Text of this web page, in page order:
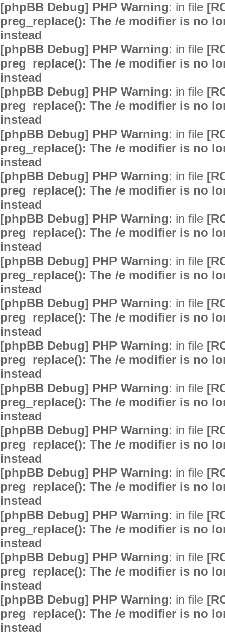
[phpBB Debug] PHP Warning: in file
preg_replace(): The /e modifier is no
instead
[phpBB Debug] PHP Warning: in file
preg_replace(): The /e modifier is no
instead
[phpBB Debug] PHP Warning: in file
preg_replace(): The /e modifier is no
instead
[phpBB Debug] PHP Warning: in file
preg_replace(): The /e modifier is no
instead
[phpBB Debug] PHP Warning: in file
preg_replace(): The /e modifier is no
instead
[phpBB Debug] PHP Warning: in file
preg_replace(): The /e modifier is no
instead
[phpBB Debug] PHP Warning: in file
preg_replace(): The /e modifier is no
instead
[phpBB Debug] PHP Warning: in file
preg_replace(): The /e modifier is no
instead
[phpBB Debug] PHP Warning: in file
preg_replace(): The /e modifier is no
instead
[phpBB Debug] PHP Warning: in file
preg_replace(): The /e modifier is no
instead
[phpBB Debug] PHP Warning: in file
preg_replace(): The /e modifier is no
instead
[phpBB Debug] PHP Warning: in file
preg_replace(): The /e modifier is no
instead
[phpBB Debug] PHP Warning: in file
preg_replace(): The /e modifier is no
instead
[phpBB Debug] PHP Warning: in file
preg_replace(): The /e modifier is no
instead
[phpBB Debug] PHP Warning: in file
preg_replace(): The /e modifier is no
instead